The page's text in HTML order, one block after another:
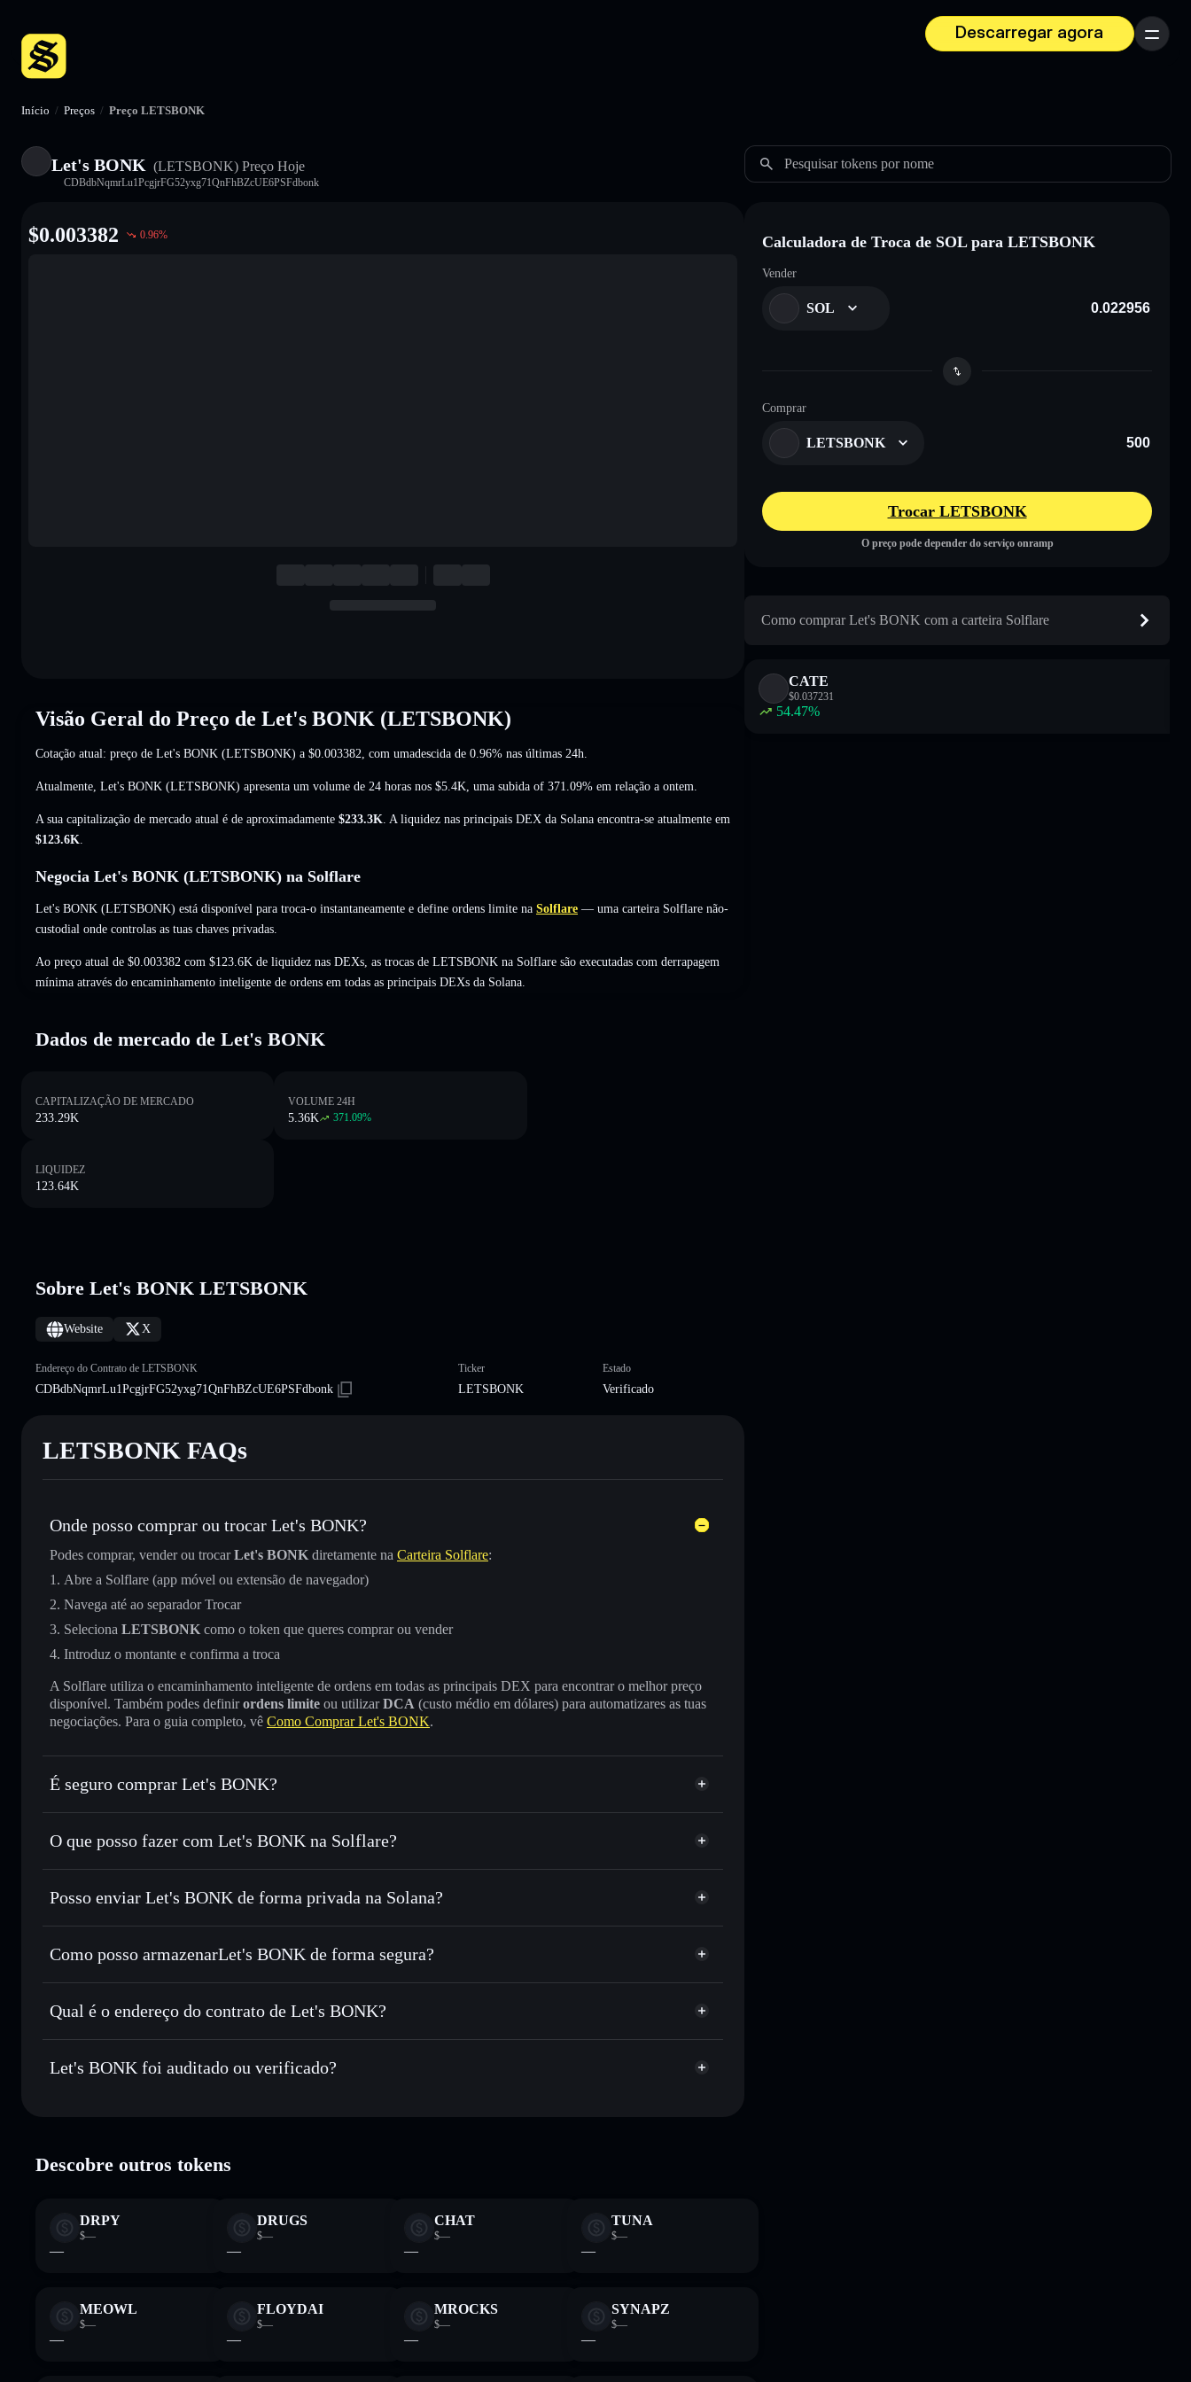
Descarregar agora
Menu
Início / Preços / Preço LETSBONK
Let's BONK (LETSBONK) Preço Hoje
CDBdbNqmrLu1PcgjrFG52yxg71QnFhBZcUE6PSFdbonk
Pesquisar tokens por nome
$0.003382 0.96%
Visão Geral do Preço de Let's BONK (LETSBONK)
Cotação atual: preço de Let's BONK (LETSBONK) a $0.003382 , com umadescida de 0.96% nas últimas 24h.
Atualmente, Let's BONK (LETSBONK) apresenta um volume de 24 horas nos $5.4K uma subida of 371.09% em relação a ontem.
A sua capitalização de mercado atual é de aproximadamente $233.3K . A liquidez nas principais DEX da Solana encontra-se atualmente em
$123.6K
Negocia Let's BONK (LETSBONK) na Solflare
Let's BONK (LETSBONK) está disponível para troca-o instantaneamente e define ordens limite na Solflare — uma carteira Solflare não-
custodial onde controlas as tuas chaves privadas.
Ao preço atual de $0.003382 com $123.6K de liquidez nas DEXs, as trocas de LETSBONK na Solflare são executadas com derrapagem
mínima através do encaminhamento inteligente de ordens em todas as principais DEXs da Solana.
Dados de mercado de Let's BONK
CAPITALIZAÇÃO DE MERCADO
233.29K
VOLUME 24H
5.36K 371.09%
LIQUIDEZ
123.64K
Sobre Let's BONK LETSBONK
Website X
Endereço do Contrato de LETSBONK
CDBdbNqmrLu1PcgjrFG52yxg71QnFhBZcUE6PSFdbonk
Ticker
LETSBONK
Estado
Verificado
LETSBONK FAQs
Onde posso comprar ou trocar Let's BONK?
Podes comprar, vender ou trocarLet's BONK diretamente na Carteira Solflare:
Abre a Solflare (app móvel ou extensão de navegador)
Navega até ao separador Trocar
Seleciona LETSBONK como o token que queres comprar ou vender
Introduz o montante e confirma a troca
A Solflare utiliza o encaminhamento inteligente de ordens em todas as principais DEX para encontrar o melhor preço
disponível. Também podes definirordens limite ou utilizarDCA (custo médio em dólares) para automatizares as tuas
negociações. Para o guia completo, vê Como Comprar Let's BONK.
É seguro comprar Let's BONK?
Let's BONK token verificado
O que posso fazer com Let's BONK na Solflare?
Let's BONK
Carteira Solflare
Trocar instantaneamente— trocar LETSBONK por SOL, USDC ou milhares de outros tokens Solana com
Utilizar DCA— investir de forma faseada ao longo do tempo em LETSBONK
Enviar de forma privada— transferir LETSBONK sem associar publicamente as carteiras usando o Agregador de
Privacidade integrado da Solflare
Posso enviar Let's BONK de forma privada na Solana?
Carteira Solflare Agregador de Privacidade
Let's
Como posso armazenarLet's BONK de forma segura?
Let's BONK carteira não-custodial Solflare
Qual é o endereço do contrato de Let's BONK?
Let's BONK
CDBdbNqmrLu1PcgjrFG52yxg71QnFhBZcUE6PSFdbonk
Let's BONK foi auditado ou verificado?
Descobre outros tokens
DRPY
$—
—
DRUGS
$—
—
CHAT
$—
—
TUNA
$—
—
MEOWL
$—
—
FLOYDAI
$—
—
MROCKS
$—
—
SYNAPZ
$—
—
Calculadora de Troca de SOL para LETSBONK
Vender
SOL
Comprar
LETSBONK
Trocar LETSBONK
O preço pode depender do serviço onramp
Como comprar Let's BONK com a carteira Solflare
CATE
$0.037231
54.47%